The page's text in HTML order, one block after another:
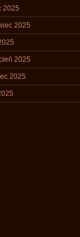
2025
2025
2025
2025